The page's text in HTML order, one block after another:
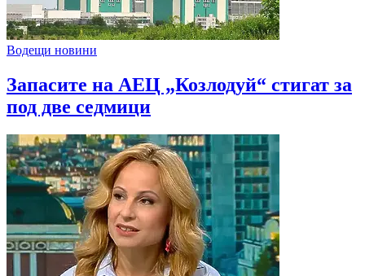
Водещи новини
Запасите на АЕЦ „Козлодуй“ стигат за
под две седмици